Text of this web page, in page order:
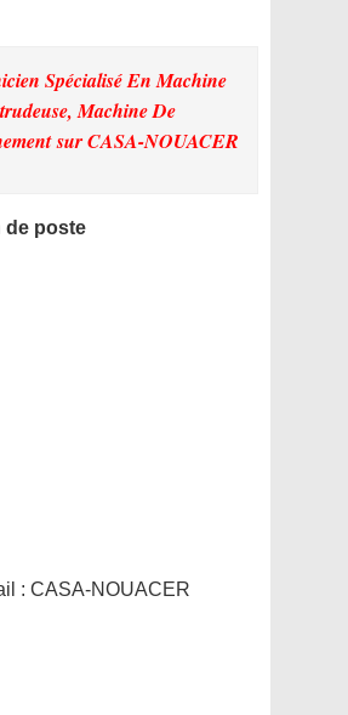
Spécialisé En Machine
Machine De
sur CASA-NOUACER
de poste
: CASA-NOUACER